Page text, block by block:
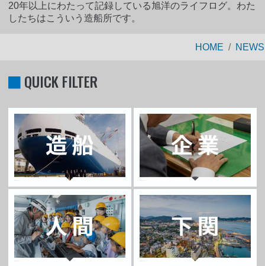
20年以上にわたって記録している旭洋のライフログ。わた
したちはこういう造船所です。
HOME NEWS
QUICK FILTER